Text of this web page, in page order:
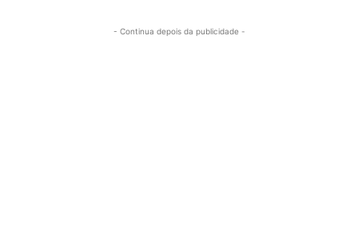
- Continua depois da publicidade -